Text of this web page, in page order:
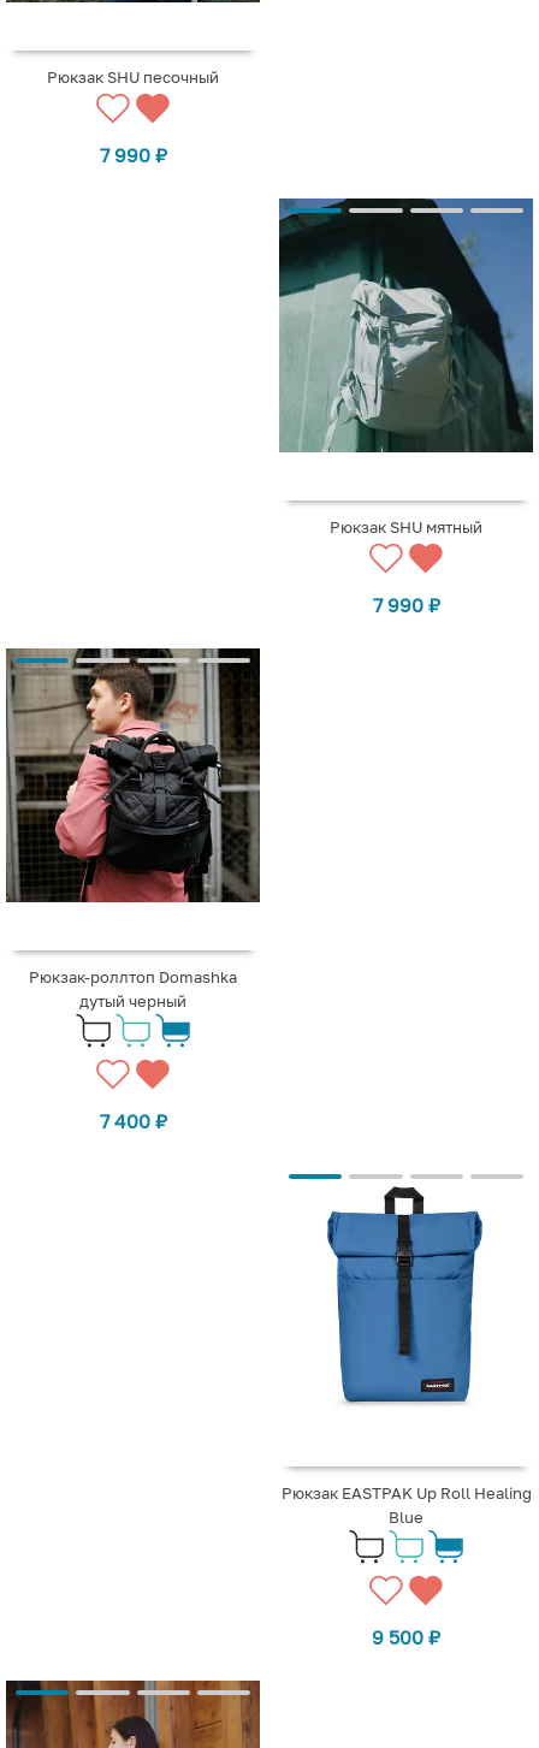
Рюкзак SHU песочный
7 990 ₽
Рюкзак SHU мятный
7 990 ₽
Рюкзак-роллтоп Domashka
дутый черный
7 400 ₽
Рюкзак EASTPAK Up Roll Healing
Blue
9 500 ₽